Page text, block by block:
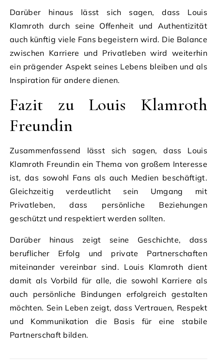
Darüber hinaus lässt sich sagen, dass Louis
Klamroth durch seine Offenheit und Authentizität
auch künftig viele Fans begeistern wird. Die Balance
zwischen Karriere und Privatleben wird weiterhin
ein prägender Aspekt seines Lebens bleiben und als
Inspiration für andere dienen.
Fazit zu Louis Klamroth
Freundin
Zusammenfassend lässt sich sagen, dass Louis
Klamroth Freundin ein Thema von großem Interesse
ist, das sowohl Fans als auch Medien beschäftigt.
Gleichzeitig verdeutlicht sein Umgang mit
Privatleben, dass persönliche Beziehungen
geschützt und respektiert werden sollten.
Darüber hinaus zeigt seine Geschichte, dass
beruflicher Erfolg und private Partnerschaften
miteinander vereinbar sind. Louis Klamroth dient
damit als Vorbild für alle, die sowohl Karriere als
auch persönliche Bindungen erfolgreich gestalten
möchten. Sein Leben zeigt, dass Vertrauen, Respekt
und Kommunikation die Basis für eine stabile
Partnerschaft bilden.